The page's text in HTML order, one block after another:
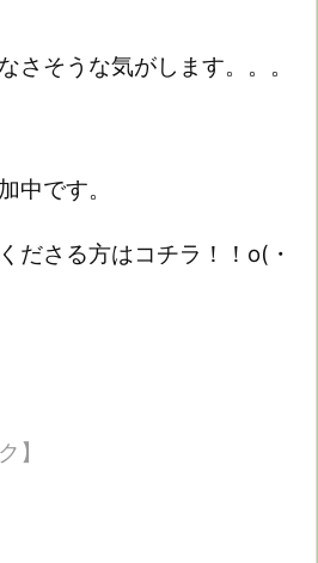
さそうな気がします。。。
中です。
ださる方はコチラ！！o(・
】